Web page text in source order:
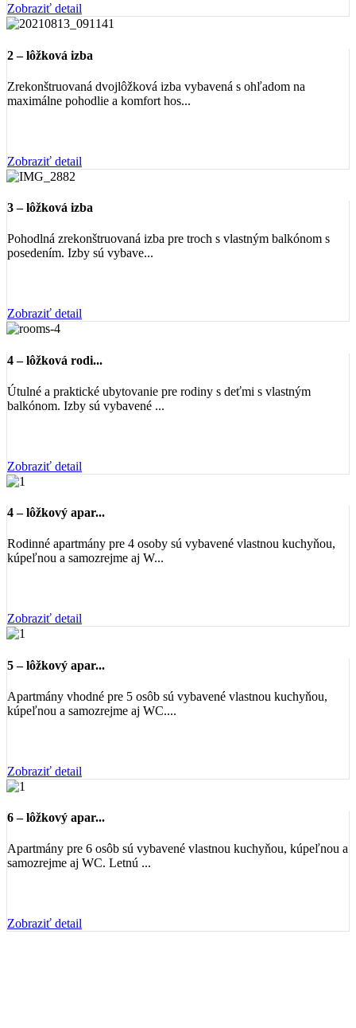
Zobraziť detail
2 – lôžková izba
Zrekonštruovaná dvojlôžková izba vybavená s ohľadom na
maximálne pohodlie a komfort hos...
Zobraziť detail
3 – lôžková izba
Pohodlná zrekonštruovaná izba pre troch s vlastným balkónom s
posedením. Izby sú vybave...
Zobraziť detail
4 – lôžková rodi...
Útulné a praktické ubytovanie pre rodiny s deťmi s vlastným
balkónom. Izby sú vybavené ...
Zobraziť detail
4 – lôžkový apar...
Rodinné apartmány pre 4 osoby sú vybavené vlastnou kuchyňou,
kúpeľnou a samozrejme aj W...
Zobraziť detail
5 – lôžkový apar...
Apartmány vhodné pre 5 osôb sú vybavené vlastnou kuchyňou,
kúpeľnou a samozrejme aj WC....
Zobraziť detail
6 – lôžkový apar...
Apartmány pre 6 osôb sú vybavené vlastnou kuchyňou, kúpeľnou a
samozrejme aj WC. Letnú ...
Zobraziť detail